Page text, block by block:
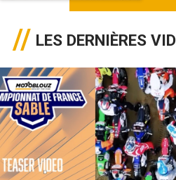
LES DERNIÈRES